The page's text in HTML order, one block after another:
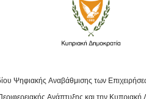
Ψηφιακής Αναβάθμισης των